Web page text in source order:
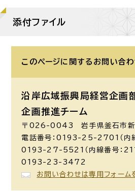
添付ファイル
このページに関する お問い合わ
沿岸広域振興局経営企
企画推進チーム
〒026-0043 岩手県釜石市
電話番号：0193-25-2701（内線
0193-27-5521（内線番号：211
0193-23-3472
お問い合わせは専用フォーム